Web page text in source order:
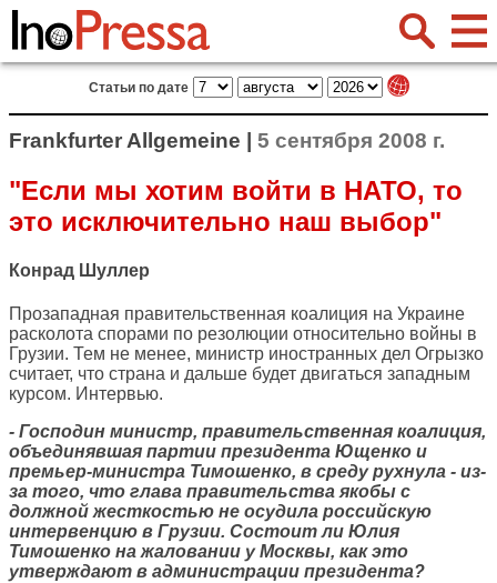
Статьи по дате
Frankfurter Allgemeine | 5 сентября 2008 г.
"Если мы хотим войти в НАТО, то
это исключительно наш выбор"
Конрад Шуллер
Прозападная правительственная коалиция на Украине
расколота спорами по резолюции относительно войны в
Грузии. Тем не менее, министр иностранных дел Огрызко
считает, что страна и дальше будет двигаться западным
курсом. Интервью.
- Господин министр, правительственная коалиция,
объединявшая партии президента Ющенко и
премьер-министра Тимошенко, в среду рухнула - из-
за того, что глава правительства якобы с
должной жесткостью не осудила российскую
интервенцию в Грузии. Состоит ли Юлия
Тимошенко на жаловании у Москвы, как это
утверждают в администрации президента?